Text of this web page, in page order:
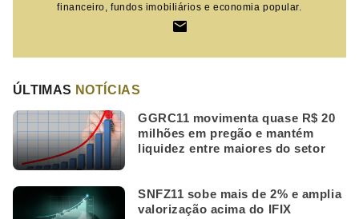
financeiro, fundos imobiliários e economia popular.
ÚLTIMAS NOTÍCIAS
GGRC11 movimenta quase R$ 20
milhões em pregão e mantém
liquidez entre maiores do setor
SNFZ11 sobe mais de 2% e amplia
valorização acima do IFIX